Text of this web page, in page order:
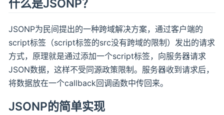
什么是JSONP？
JSONP为民间提出的一种跨域解决方案，通过客户端的
script标签（script标签的src没有跨域的限制）发出的请求
方式，原理就是通过添加一个script标签，向服务器请求
JSON数据，这样不受同源政策限制。服务器收到请求后，
将数据放在一个callback回调函数中传回来。
JSONP的简单实现